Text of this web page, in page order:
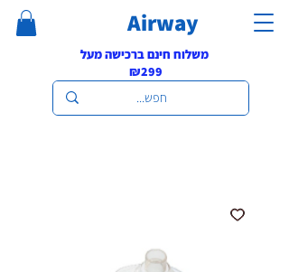
Airway
משלוח חינם ברכישה מעל
₪299